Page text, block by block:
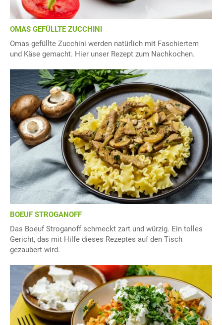
OMAS GEFÜLLTE ZUCCHINI
Omas gefüllte Zucchini werden natürlich mit Faschiertem
und Käse gemacht. Hier unser Rezept zum Nachkochen.
BOEUF STROGANOFF
Das Boeuf Stroganoff schmeckt zart und würzig. Ein tolles
Gericht, das mit Hilfe dieses Rezeptes auf den Tisch
gezaubert wird.